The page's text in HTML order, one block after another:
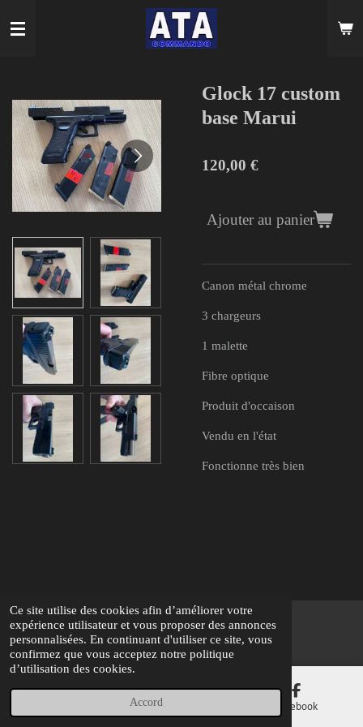
Ce site utilise des cookies afin d’améliorer votre
expérience utilisateur et vous proposer des annonces
personnalisées. En continuant d'utiliser ce site, vous
confirmez que vous acceptez notre politique
d’utilisation des cookies.
Accord
au
Glock 17 custom
base Marui
120,00 €
Ajouter au panier
Canon métal chrome
3 chargeurs
1 malette
Fibre optique
Produit d'occaison
Vendu en l'état
Fonctionne très bien
@ 2025 AirSoft Team 73 Aventure
Facebook